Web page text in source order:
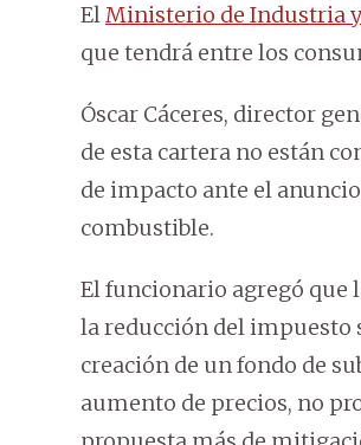
ElMinisterio de Industria
que tendrá entre los
Óscar Cáceres, director
de esta cartera no están
de impacto ante el
combustible.
El funcionario agregó que
la reducción del impuesto
creación de un fondo de
aumento de precios, no